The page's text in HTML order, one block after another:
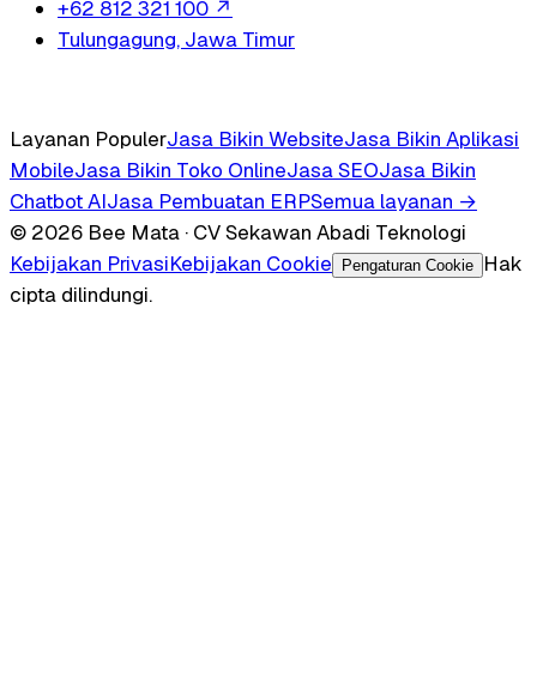
+62 812 321 100 ↗
Tulungagung, Jawa Timur
Layanan PopulerJasa Bikin WebsiteJasa Bikin Aplikasi
MobileJasa Bikin Toko OnlineJasa SEOJasa Bikin
Chatbot AIJasa Pembuatan ERPSemua layanan →
© 2026 Bee Mata · CV Sekawan Abadi Teknologi
Kebijakan PrivasiKebijakan Cookie Pengaturan Cookie
Hak
cipta dilindungi.